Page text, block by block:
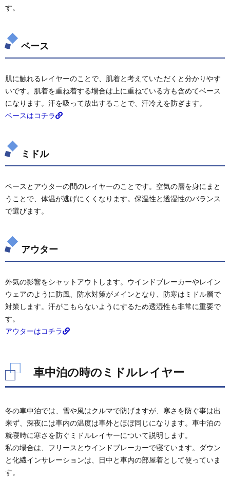
アウタ
車中
泊の
時の
ミド
ルレ
2.1.
2.2.
ダウン
2.3.
ーショ
ン
ウイン
ドブレ
ーカー
すめ
ス
3.2.
3.3.
化繊イ
ンサレ
ーショ
ン
す。
ベース
肌に触れるレイヤーのことで、肌着と考えていただくと分かりやす
いです。肌着を重ね着する場合は上に重ねている方も含めてベース
になります。汗を吸って放出することで、汗冷えを防ぎます。
ベースはコチラ
ミドル
ベースとアウターの間のレイヤーのことです。空気の層を身にまと
うことで、体温が逃げにくくなります。保温性と透湿性のバランス
で選びます。
アウター
外気の影響をシャットアウトします。ウインドブレーカーやレイン
ウェアのように防風、防水対策がメインとなり、防寒はミドル層で
対策します。汗がこもらないようにするため透湿性も非常に重要で
す。
アウターはコチラ
車中泊の時のミドルレイヤー
冬の車中泊では、雪や風はクルマで防げますが、寒さを防ぐ事は出
来ず、深夜には車内の温度は車外とほぼ同じになります。車中泊の
就寝時に寒さを防ぐミドルレイヤーについて説明します。
私の場合は、フリースとウインドブレーカーで寝ています。ダウン
と化繊インサレーションは、日中と車内の部屋着として使っていま
す。